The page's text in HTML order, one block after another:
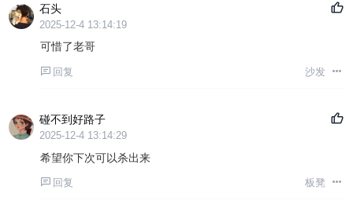
石头
2025-12-4 13:14:19
可惜了老哥
回复 沙发
碰不到好路子
2025-12-4 13:14:29
希望你下次可以杀出来
回复 板凳